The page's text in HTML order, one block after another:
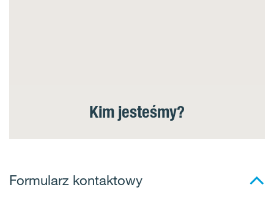
Kim jesteśmy?
Formularz kontaktowy